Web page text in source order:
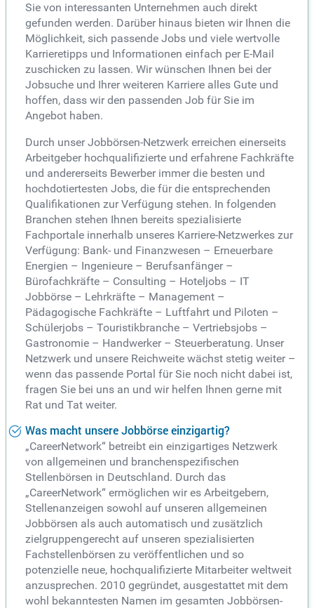
Sie von interessanten Unternehmen auch direkt
gefunden werden. Darüber hinaus bieten wir Ihnen die
Möglichkeit, sich passende Jobs und viele wertvolle
Karrieretipps und Informationen einfach per E-Mail
zuschicken zu lassen. Wir wünschen Ihnen bei der
Jobsuche und Ihrer weiteren Karriere alles Gute und
hoffen, dass wir den passenden Job für Sie im
Angebot haben.
Durch unser Jobbörsen-Netzwerk erreichen einerseits
Arbeitgeber hochqualifizierte und erfahrene Fachkräfte
und andererseits Bewerber immer die besten und
hochdotiertesten Jobs, die für die entsprechenden
Qualifikationen zur Verfügung stehen. In folgenden
Branchen stehen Ihnen bereits spezialisierte
Fachportale innerhalb unseres Karriere-Netzwerkes zur
Verfügung: Bank- und Finanzwesen – Erneuerbare
Energien – Ingenieure – Berufsanfänger –
Bürofachkräfte – Consulting – Hoteljobs – IT
Jobbörse – Lehrkräfte – Management –
Pädagogische Fachkräfte – Luftfahrt und Piloten –
Schülerjobs – Touristikbranche – Vertriebsjobs –
Gastronomie – Handwerker – Steuerberatung. Unser
Netzwerk und unsere Reichweite wächst stetig weiter –
wenn das passende Portal für Sie noch nicht dabei ist,
fragen Sie bei uns an und wir helfen Ihnen gerne mit
Rat und Tat weiter.
Was macht unsere Jobbörse einzigartig?
„CareerNetwork“ betreibt ein einzigartiges Netzwerk
von allgemeinen und branchenspezifischen
Stellenbörsen in Deutschland. Durch das
„CareerNetwork“ ermöglichen wir es Arbeitgebern,
Stellenanzeigen sowohl auf unseren allgemeinen
Jobbörsen als auch automatisch und zusätzlich
zielgruppengerecht auf unseren spezialisierten
Fachstellenbörsen zu veröffentlichen und so
potenzielle neue, hochqualifizierte Mitarbeiter weltweit
anzusprechen. 2010 gegründet, ausgestattet mit dem
wohl bekanntesten Namen im gesamten Jobbörsen-